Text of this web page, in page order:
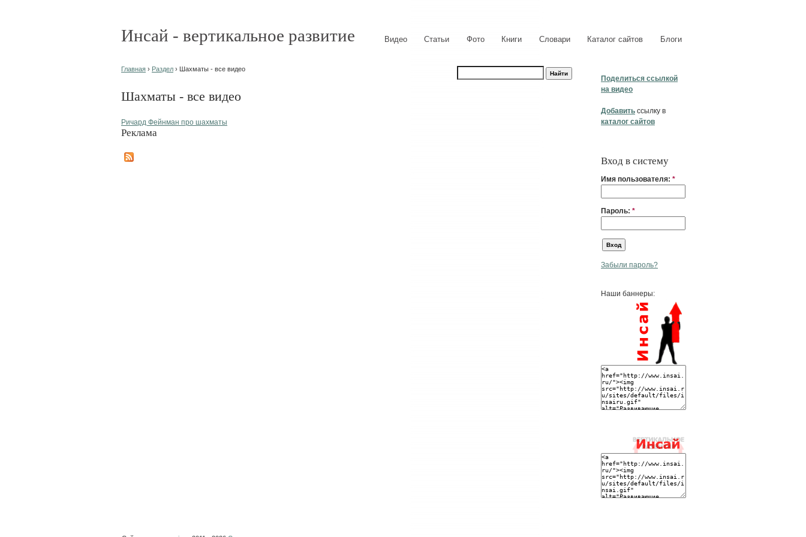
Инсай - вертикальное развитие Видео Статьи Фото Книги Словари Каталог сайтов Блоги
Поделиться ссылкой
на видео
Добавить ссылку в
каталог сайтов
Вход в систему
Имя пользователя: *
Пароль: *
Забыли пароль?
Наши баннеры:
Главная › Раздел › Шахматы - все видео
Шахматы - все видео
Ричард Фейнман про шахматы
Реклама